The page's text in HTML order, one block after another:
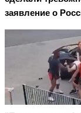
заявление о